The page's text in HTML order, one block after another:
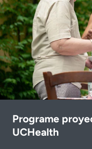
Programe
UCHealth